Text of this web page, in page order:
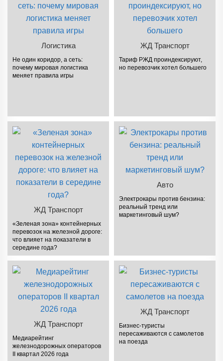
Логистика
Не один коридор, а сеть:
почему мировая логистика
меняет правила игры
ЖД Транспорт
Тариф РЖД проиндексируют,
но перевозчик хотел большего
ЖД Транспорт
«Зеленая зона» контейнерных
перевозок на железной дороге:
что влияет на показатели в
середине года?
Авто
Электрокары против бензина:
реальный тренд или
маркетинговый шум?
ЖД Транспорт
Медиарейтинг
железнодорожных операторов
II квартал 2026 года
ЖД Транспорт
Бизнес-туристы
пересаживаются с самолетов
на поезда